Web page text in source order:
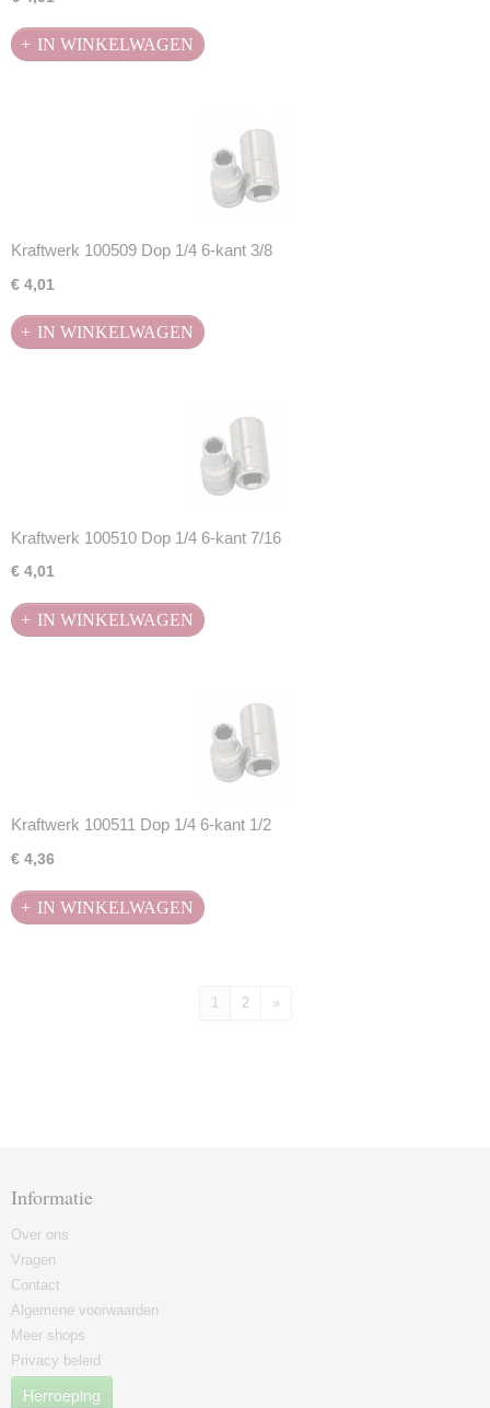
IN WINKELWAGEN
Kraftwerk 100509 Dop 1/4 6-kant 3/8
€ 4,01
IN WINKELWAGEN
Kraftwerk 100510 Dop 1/4 6-kant 7/16
€ 4,01
IN WINKELWAGEN
Kraftwerk 100511 Dop 1/4 6-kant 1/2
€ 4,36
IN WINKELWAGEN
1 2 »
Informatie
Over ons
Vragen
Contact
Algemene voorwaarden
Meer shops
Privacy beleid
Herroeping